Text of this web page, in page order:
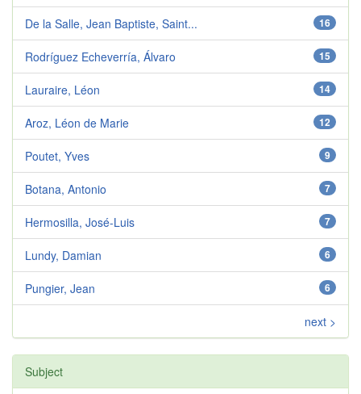
16
De la Salle, Jean Baptiste, Saint...
15
Rodríguez Echeverría, Álvaro
14
Lauraire, Léon
12
Aroz, Léon de Marie
9
Poutet, Yves
7
Botana, Antonio
7
Hermosilla, José-Luis
6
Lundy, Damian
6
Pungier, Jean
next >
Subject